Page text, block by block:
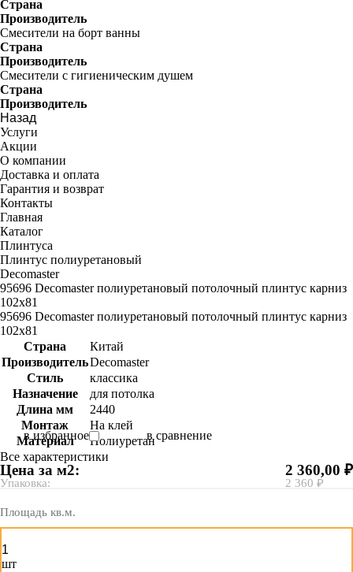
Страна
Производитель
Смесители на борт ванны
Страна
Производитель
Смесители с гигиеническим душем
Страна
Производитель
Назад
Услуги
Акции
О компании
Доставка и оплата
Гарантия и возврат
Контакты
Главная
Каталог
Плинтуса
Плинтус полиуретановый
Decomaster
95696 Decomaster полиуретановый потолочный плинтус карниз
102х81
95696 Decomaster полиуретановый потолочный плинтус карниз
102х81
Страна
Китай
ПроизводительDecomaster
Стиль
классика
Назначение
для потолка
Длина мм
2440
Монтаж
На клей
Материал
Полиуретан
Все характеристики
в избранное в сравнение
Цена за м2:
Упаковка:
2 360,00 ₽
2 360 ₽
Площадь кв.м.
шт